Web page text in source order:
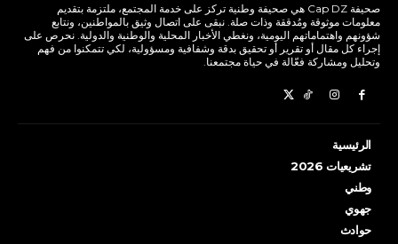
صحيفة Cap DZ هي صحيفة وطنية تركز على خدمة المجتمع، ملتزمة بتقديم
معلومات موثوقة ومُدققة وذات صلة. نبقى على اتصال وثيق بالمواطنين، ونتابع
شؤونهم واهتماماتهم اليومية، ونغطي الأخبار المحلية والوطنية والدولية. نحرص على
إجراء كل مقال أو تقرير أو تحقيق بدقة وشفافية ومسؤولية، لكي تتمكنوا من فهم
وتحليل ومشاركة فعّالة في حياة مجتمعنا.
الرئيسية
تشريعيات 2026
وطني
جهوي
حوادث